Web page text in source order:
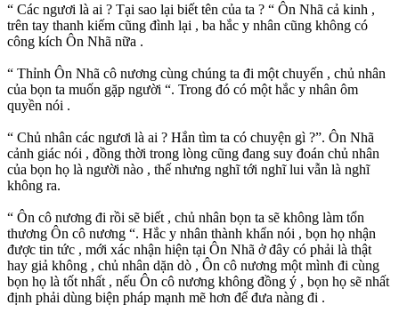
“ Các ngươi là ai ? Tại sao lại biết tên của ta ? “ Ôn Nhã cả kinh ,
trên tay thanh kiếm cũng đình lại , ba hắc y nhân cũng không có
công kích Ôn Nhã nữa .
“ Thỉnh Ôn Nhã cô nương cùng chúng ta đi một chuyến , chủ nhân
của bọn ta muốn gặp người “. Trong đó có một hắc y nhân ôm
quyền nói .
“ Chủ nhân các ngươi là ai ? Hắn tìm ta có chuyện gì ?”. Ôn Nhã
cảnh giác nói , đồng thời trong lòng cũng đang suy đoán chủ nhân
của bọn họ là người nào , thế nhưng nghĩ tới nghĩ lui vẫn là nghĩ
không ra.
“ Ôn cô nương đi rồi sẽ biết , chủ nhân bọn ta sẽ không làm tổn
thương Ôn cô nương “. Hắc y nhân thành khẩn nói , bọn họ nhận
được tin tức , mới xác nhận hiện tại Ôn Nhã ở đây có phải là thật
hay giả không , chủ nhân dặn dò , Ôn cô nương một mình đi cùng
bọn họ là tốt nhất , nếu Ôn cô nương không đồng ý , bọn họ sẽ nhất
định phải dùng biện pháp mạnh mẽ hơn để đưa nàng đi .